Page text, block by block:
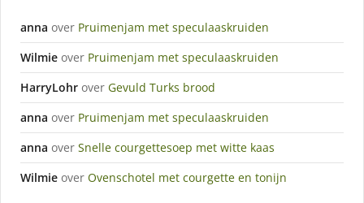
anna over Pruimenjam met speculaaskruiden
Wilmie over Pruimenjam met speculaaskruiden
HarryLohr over Gevuld Turks brood
anna over Pruimenjam met speculaaskruiden
anna over Snelle courgettesoep met witte kaas
Wilmie over Ovenschotel met courgette en tonijn